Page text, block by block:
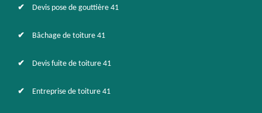
Devis pose de gouttière 41
Bâchage de toiture 41
Devis fuite de toiture 41
Entreprise de toiture 41